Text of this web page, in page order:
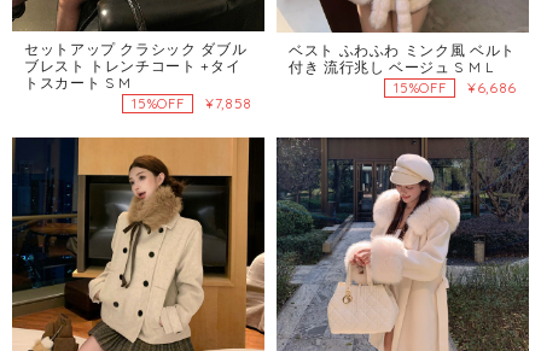
セットアップ クラシック ダブル
ブレスト トレンチコート +タイ
トスカート S M
15%OFF ¥7,858
ベスト ふわふわ ミンク風 ベルト
付き 流行兆し ベージュ S M L
15%OFF ¥6,686